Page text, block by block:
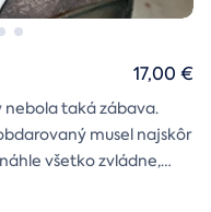
nebola taká zábava.
musel najskôr
všetko zvládne,
17,00 €